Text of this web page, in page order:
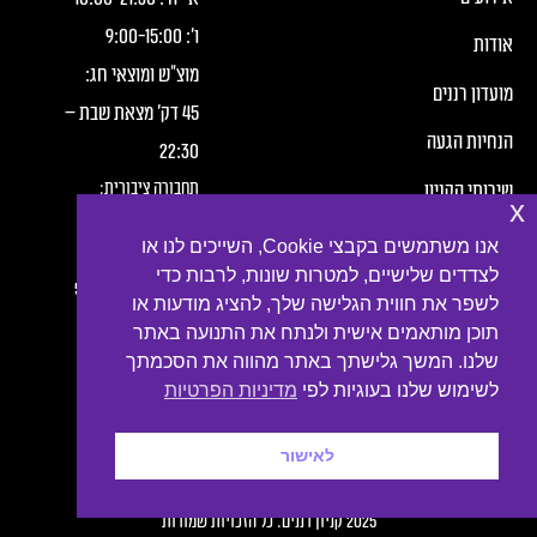
אודות
מועדון רננים
הנחיות הגעה
שירותי הקניון
תנאי שימוש
הצהרת פרטיות
נגישות
צור קשר
ו׳:
9:00-15:00
מוצ"ש ומוצאי חג:
45 דק' מצאת שבת –
22:30
תחבורה ציבורית:
קווים:
2, 3, 4, 6, 7, 10, 16, 54
2025 קניון רננים. כל הזכויות שמורות
קטע תחתון עם קישורים לרשתות חברתיות
אנו משתמשים בקבצי Cookie, השייכים לנו או
לצדדים שלישיים, למטרות שונות, לרבות כדי
לשפר את חווית הגלישה שלך, להציג מודעות או
תוכן מותאמים אישית ולנתח את התנועה באתר
שלנו. המשך גלישתך באתר מהווה את הסכמתך
לשימוש שלנו בעוגיות לפי מדיניות הפרטיות
לאישור
x